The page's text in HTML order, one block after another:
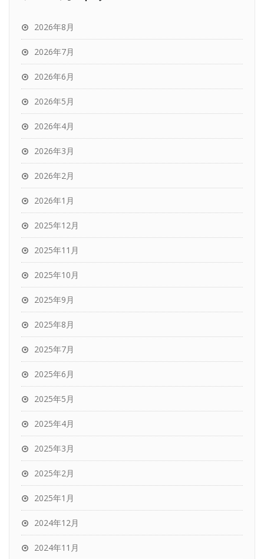
2026年8月
2026年7月
2026年6月
2026年5月
2026年4月
2026年3月
2026年2月
2026年1月
2025年12月
2025年11月
2025年10月
2025年9月
2025年8月
2025年7月
2025年6月
2025年5月
2025年4月
2025年3月
2025年2月
2025年1月
2024年12月
2024年11月